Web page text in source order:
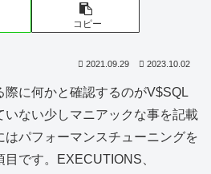
コピー
2021.09.29 2023.10.02
に何かと確認するのがV$SQL
いない少しマニアックな事を記載
はパフォーマンスチューニングを
です。EXECUTIONS、